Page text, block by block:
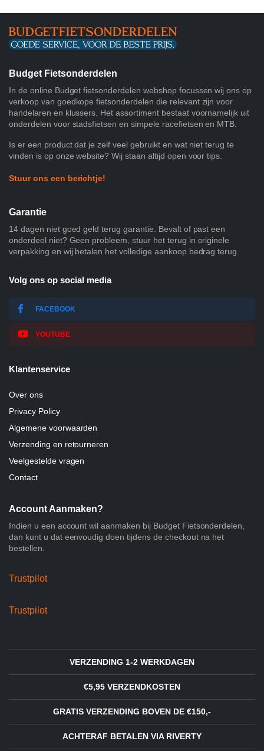
Budget Fietsonderdelen
In de online Budget fietsonderdelen webshop focussen wij ons op
verkoop van goedkope fietsonderdelen die relevant zijn voor
handelaren en klussers. Het assortiment bestaat voornamelijk uit
onderdelen voor stadsfietsen en simpele racefietsen en MTB.
Is er een product dat je zelf veel gebruikt en wat niet terug te
vinden is op onze website? Wij staan altijd open voor tips.
Stuur ons een berichtje!
Garantie
14 dagen niet goed geld terug garantie. Bevalt of past een
onderdeel niet? Geen probleem, stuur het terug in originele
verpakking en wij betalen het volledige aankoop bedrag terug.
Volg ons op social media
FACEBOOK
YOUTUBE
Klantenservice
Over ons
Privacy Policy
Algemene voorwaarden
Verzending en retourneren
Veelgestelde vragen
Contact
Account Aanmaken?
Indien u een account wil aanmaken bij Budget Fietsonderdelen,
dan kunt u dat eenvoudig doen tijdens de checkout na het
bestellen.
Trustpilot
Trustpilot
VERZENDING 1-2 WERKDAGEN
€5,95 VERZENDKOSTEN
GRATIS VERZENDING BOVEN DE €150,-
ACHTERAF BETALEN VIA RIVERTY